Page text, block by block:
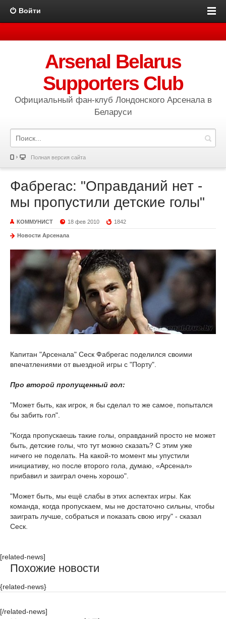
Войти
Arsenal Belarus
Supporters Club
Официальный фан-клуб Лондонского Арсенала в
Беларуси
Полная версия сайта
Фабрегас: "Оправданий нет -
мы пропустили детские голы"
КОММУНИСТ 18 фев 2010 1842
Новости Арсенала
Капитан "Арсенала" Сеск Фабрегас поделился своими
впечатлениями от выездной игры с "Порту".
Про второй пропущенный гол:
"Может быть, как игрок, я бы сделал то же самое, попытался
бы забить гол".
"Когда пропускаешь такие голы, оправданий просто не может
быть, детские голы, что тут можно сказать? С этим уже
ничего не поделать. На какой-то момент мы упустили
инициативу, но после второго гола, думаю, «Арсенал»
прибавил и заиграл очень хорошо".
"Может быть, мы ещё слабы в этих аспектах игры. Как
команда, когда пропускаем, мы не достаточно сильны, чтобы
заиграть лучше, собраться и показать свою игру" - сказал
Сеск.
[related-news]
Похожие новости
{related-news}
[/related-news]